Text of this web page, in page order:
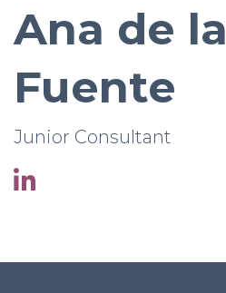
Ana de la
Fuente
Junior Consultant